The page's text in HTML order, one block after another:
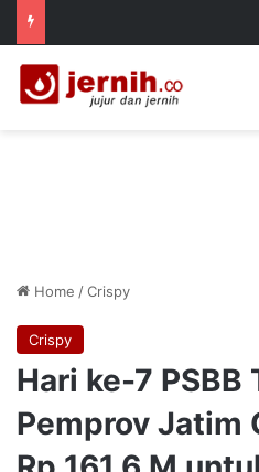
Home /Crispy
Crispy
Hari ke-7 PSBB
Pemprov Jatim